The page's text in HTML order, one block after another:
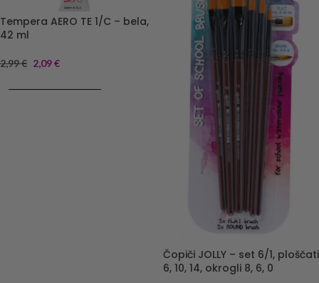
Tempera AERO TE 1/C – bela,
42 ml
2,99€ 2,09€
Čopiči JOLLY – set 6/1, ploščati
6, 10, 14, okrogli 8, 6, 0